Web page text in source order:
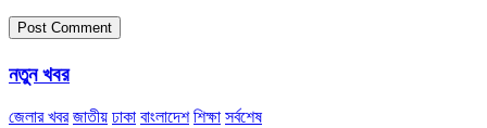
নতুন খবর
জেলার খবর জাতীয় ঢাকা বাংলাদেশ শিক্ষা সর্বশেষ